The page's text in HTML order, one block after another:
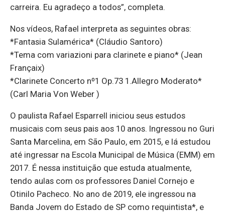
carreira. Eu agradeço a todos”, completa.
Nos vídeos, Rafael interpreta as seguintes obras:
*Fantasia Sulamérica* (Cláudio Santoro)
*Tema com variazioni para clarinete e piano* (Jean
Françaix)
*Clarinete Concerto nº1 Op.73 1.Allegro Moderato*
(Carl Maria Von Weber )
O paulista Rafael Esparrell iniciou seus estudos
musicais com seus pais aos 10 anos. Ingressou no Guri
Santa Marcelina, em São Paulo, em 2015, e lá estudou
até ingressar na Escola Municipal de Música (EMM) em
2017. É nessa instituição que estuda atualmente,
tendo aulas com os professores Daniel Cornejo e
Otinilo Pacheco. No ano de 2019, ele ingressou na
Banda Jovem do Estado de SP como requintista*, e